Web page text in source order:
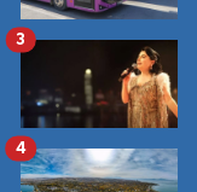
3
4